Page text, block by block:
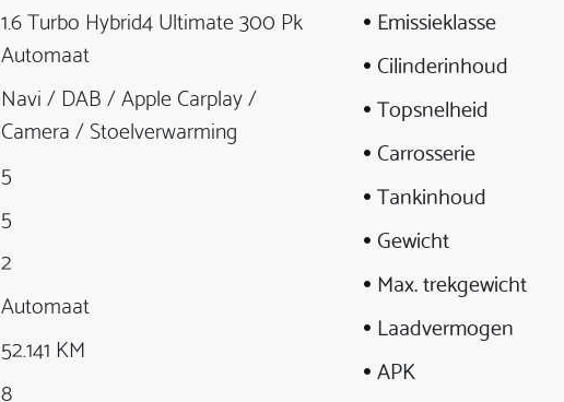
1.6 Turbo Hybrid4 Ultimate 300 Pk
Automaat
Navi / DAB / Apple Carplay /
Camera / Stoelverwarming
5
5
2
Automaat
52.141 KM
8
Emissieklasse
Cilinderinhoud
Topsnelheid
Carrosserie
Tankinhoud
Gewicht
Max. trekgewicht
Laadvermogen
APK